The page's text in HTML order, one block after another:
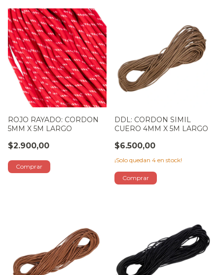
ROJO RAYADO: CORDON
5MM X 5M LARGO
$2.900,00
DDL: CORDON SIMIL
CUERO 4MM X 5M LARGO
$6.500,00
¡Solo quedan 4 en stock!